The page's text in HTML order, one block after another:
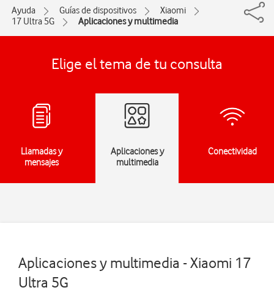
Ayuda Guías de dispositivos
Xiaomi
17 Ultra 5G
Aplicaciones y multimedia
Elige el tema de tu consulta
Llamadas y
mensajes
Aplicaciones y
multimedia
Conectividad
Aplicaciones y multimedia - Xiaomi 17
Ultra 5G